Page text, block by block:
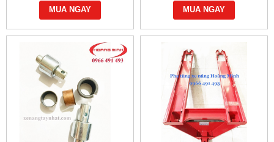
MUA NGAY MUA NGAY